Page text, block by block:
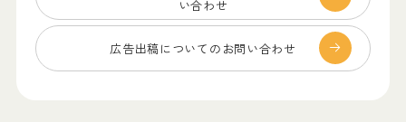
い合わせ
広告出稿についての お問い合わせ